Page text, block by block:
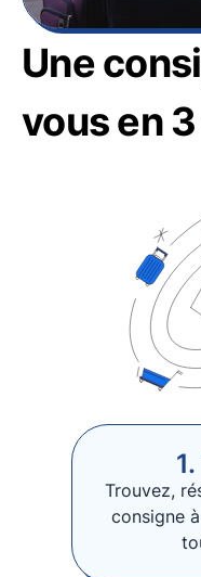
Une
vous en
Trouvez,
consigne